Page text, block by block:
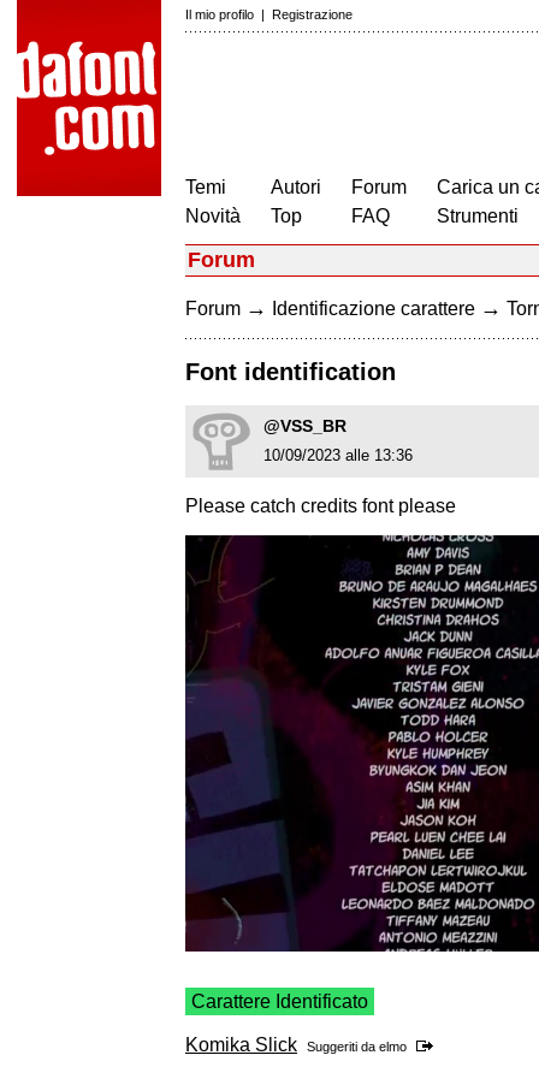
Il mio profilo | Registrazione
Temi
Novità
Autori
Top
Forum
FAQ
Carica un
Strumenti
Forum
Forum → Identificazione carattere →
Font identification
@VSS_BR
10/09/2023 alle 13:36
Please catch credits font please
Carattere Identificato
Komika Slick Suggeriti da elmo